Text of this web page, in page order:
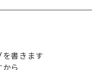
書きます
ら